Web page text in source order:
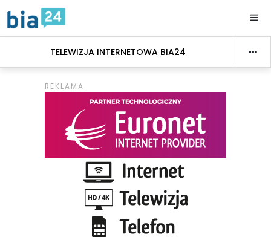
TELEWIZJA INTERNETOWA BIA24